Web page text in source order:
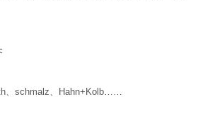
、schmalz、Hahn+Kolb……